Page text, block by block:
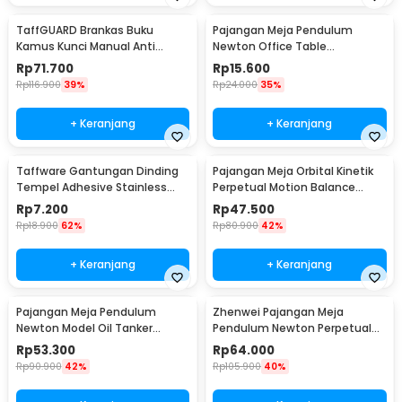
TaffGUARD Brankas Buku
Kamus Kunci Manual Anti
Maling Hidden Safe Box Besar -
KB-10L
Rp71.700
Rp116.900 39%
+ Keranjang
Pajangan Meja Pendulum
Newton Office Table
Decoration 5 Ball S - H50S
Rp15.600
Rp24.000 35%
+ Keranjang
Taffware Gantungan Dinding
Tempel Adhesive Stainless
Steel 6 PCS - ST40
Rp7.200
Rp18.900 62%
+ Keranjang
Pajangan Meja Orbital Kinetik
Perpetual Motion Balance
Physics - NR31TX
Rp47.500
Rp80.900 42%
+ Keranjang
Pajangan Meja Pendulum
Newton Model Oil Tanker
Perpetual Debate - B101
Rp53.300
Rp90.900 42%
Zhenwei Pajangan Meja
Pendulum Newton Perpetual
Model Ferris Wheel - ZPW
Rp64.000
Rp105.900 40%